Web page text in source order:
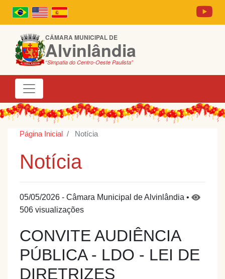
CÂMARA MUNICIPAL DE
Alvinlândia
“Simpatia do Centro-Oeste Paulista”
Página Inicial Notícia
Notícia
05/05/2026 - Câmara Municipal de Alvinlândia •
506 visualizações
CONVITE AUDIÊNCIA
PÚBLICA - LDO - LEI DE
DIRETRIZES